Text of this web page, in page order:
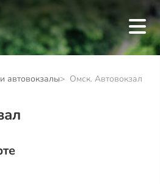
автовокзалы Омск. Автовокзал